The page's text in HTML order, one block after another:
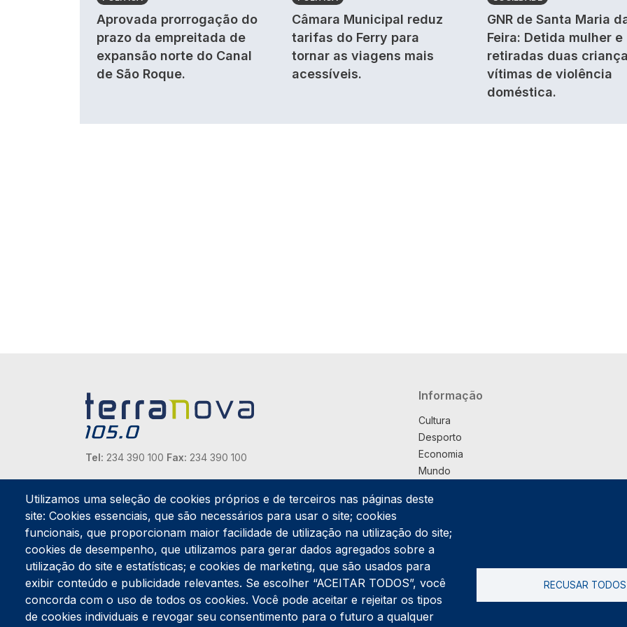
Aprovada prorrogação do
prazo da empreitada de
expansão norte do Canal
de São Roque.
Câmara Municipal reduz
tarifas do Ferry para
tornar as viagens mais
acessíveis.
GNR de Santa Maria
Feira: Detida mulher e
retiradas duas
vítimas de violência
doméstica.
Tel: 234 390 100 Fax: 234 390 100
Endereço Postal
Apartado 42
Rua Gil Eanes 31
3834-908 Gafanha da Nazaré
Estúdios
Rua Prior Guerra
Edifício do Centro Cultural da Gafanha da Nazaré
3830-556 Gafanha da Nazaré
Navegação principal
Informação
Cultura
Desporto
Economia
Mundo
País
Praça
Pub
Saúde
Sociedade
Rodapé
Utilizamos uma seleção de cookies próprios e de terceiros nas páginas deste
site: Cookies essenciais, que são necessários para usar o site; cookies
funcionais, que proporcionam maior facilidade de utilização na utilização do site;
cookies de desempenho, que utilizamos para gerar dados agregados sobre a
utilização do site e estatísticas; e cookies de marketing, que são usados para
exibir conteúdo e publicidade relevantes. Se escolher “ACEITAR TODOS”, você
concorda com o uso de todos os cookies. Você pode aceitar e rejeitar os tipos
de cookies individuais e revogar seu consentimento para o futuro a qualquer
RECUSAR TODOS